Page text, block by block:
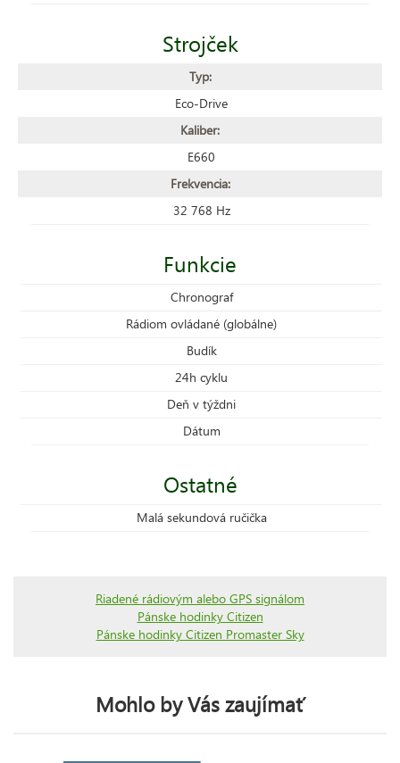
Strojček
Typ:
Eco-Drive
Kaliber:
E660
Frekvencia:
32 768 Hz
Funkcie
Chronograf
Rádiom ovládané (globálne)
Budík
24h cyklu
Deň v týždni
Dátum
Ostatné
Malá sekundová ručička
Riadené rádiovým alebo GPS signálom
Pánske hodinky Citizen
Pánske hodinky Citizen Promaster Sky
Mohlo by Vás zaujímať